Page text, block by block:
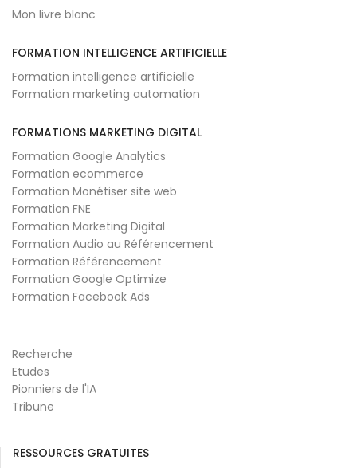
Mon livre blanc
FORMATION INTELLIGENCE ARTIFICIELLE
Formation intelligence artificielle
Formation marketing automation
FORMATIONS MARKETING DIGITAL
Formation Google Analytics
Formation ecommerce
Formation Monétiser site web
Formation FNE
Formation Marketing Digital
Formation Audio au Référencement
Formation Référencement
Formation Google Optimize
Formation Facebook Ads
Recherche
Etudes
Pionniers de l'IA
Tribune
RESSOURCES GRATUITES